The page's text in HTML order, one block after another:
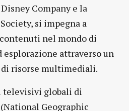
Company e la
si impegna a
nel mondo di
esplorazione attraverso un
risorse multimediali.
televisivi globali di
Geographic